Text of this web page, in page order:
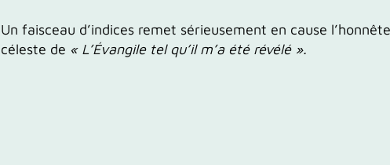
Un faisceau d’indices remet sérieusement en cause
céleste de « L’Évangile tel qu’il m’a été révélé ».